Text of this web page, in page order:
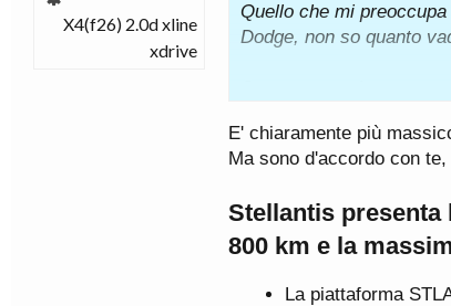
X4(f26) 2.0d xline
xdrive
Quello che mi
Dodge, non so quanto
E' chiaramente più
Ma sono d'accordo con
Stellantis presenta
800 km e la
La piattaforma